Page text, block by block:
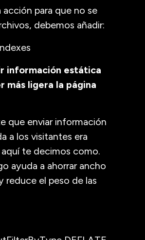
acción para que no se
debemos añadir:
información estática
más ligera la página
que enviar información
a los visitantes era
te decimos como.
ayuda a ahorrar ancho
reduce el peso de las